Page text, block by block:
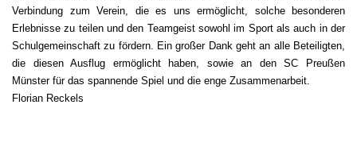
Verbindung zum Verein, die es uns ermöglicht, solche besonderen
Erlebnisse zu teilen und den Teamgeist sowohl im Sport als auch in der
Schulgemeinschaft zu fördern. Ein großer Dank geht an alle Beteiligten,
die diesen Ausflug ermöglicht haben, sowie an den SC Preußen
Münster für das spannende Spiel und die enge Zusammenarbeit.
Florian Reckels